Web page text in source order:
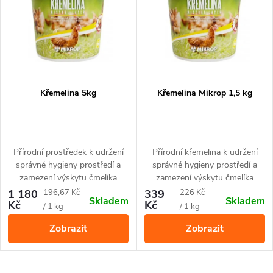
d
u
k
t
Abecedně
o
d
u
k
Křemelina 5kg
Přírodní prostředek k udržení
správné hygieny prostředí a
zamezení výskytu čmelíka
kuřího v chovech drůbeže.
1 180
Kč
Měrná
cena:
196,67 Kč
/ 1 kg
Skladem
Zobrazit
Křemelina Mikrop 1,5 kg
Přírodní křemelina k udržení
správné hygieny prostředí a
zamezení výskytu čmelíka
kuřího v chovech drůbeže.
339
Kč
Měrná
cena:
226 Kč
/ 1 kg
Skladem
Zobrazit